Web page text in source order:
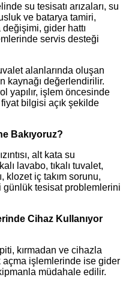
su tesisatı arızaları, su
ve batarya tamiri,
değişimi, gider hattı
servis desteği
alanlarında oluşan
kaynağı değerlendirilir.
yapılır, işlem öncesinde
fiyat bilgisi açık şekilde
Bakıyoruz?
alt kata su
lavabo, tıkalı tuvalet,
klozet iç takım sorunu,
günlük tesisat problemlerini
Cihaz Kullanıyor
kırmadan ve cihazla
açma işlemlerinde ise gider
müdahale edilir.